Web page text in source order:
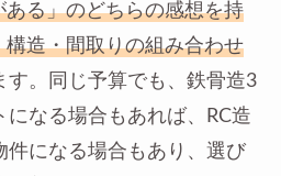
る」のどちらの感想を持
造・間取りの組み合わせ
す。同じ予算でも、鉄骨造3
になる場合もあれば、RC造
件になる場合もあり、選び